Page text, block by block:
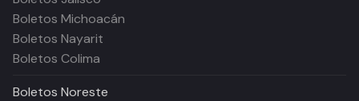
Boletos Michoacán
Boletos Nayarit
Boletos Colima
Boletos Noreste